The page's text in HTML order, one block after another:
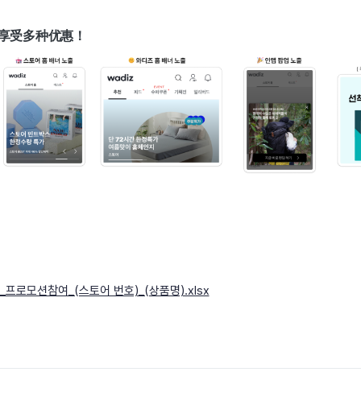
受多种优惠！
프로모션참여_(스토어 번호)_(상품명).xlsx